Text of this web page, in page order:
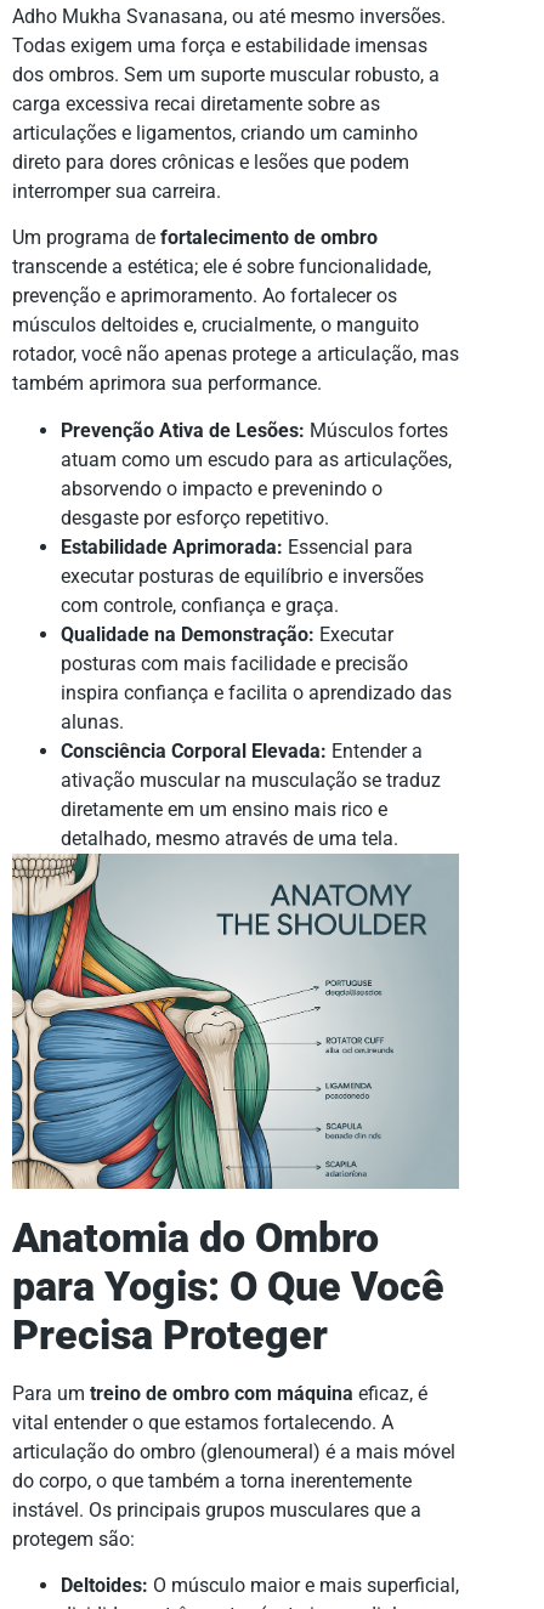
Adho Mukha Svanasana, ou até mesmo inversões.
Todas exigem uma força e estabilidade imensas
dos ombros. Sem um suporte muscular robusto, a
carga excessiva recai diretamente sobre as
articulações e ligamentos, criando um caminho
direto para dores crônicas e lesões que podem
interromper sua carreira.
Um programa de fortalecimento de ombro
transcende a estética; ele é sobre funcionalidade,
prevenção e aprimoramento. Ao fortalecer os
músculos deltoides e, crucialmente, o manguito
rotador, você não apenas protege a articulação, mas
também aprimora sua performance.
Prevenção Ativa de Lesões: Músculos fortes
atuam como um escudo para as articulações,
absorvendo o impacto e prevenindo o
desgaste por esforço repetitivo.
Estabilidade Aprimorada: Essencial para
executar posturas de equilíbrio e inversões
com controle, confiança e graça.
Qualidade na Demonstração: Executar
posturas com mais facilidade e precisão
inspira confiança e facilita o aprendizado das
alunas.
Consciência Corporal Elevada: Entender a
ativação muscular na musculação se traduz
diretamente em um ensino mais rico e
detalhado, mesmo através de uma tela.
Anatomia do Ombro
para Yogis: O Que Você
Precisa Proteger
Para um treino de ombro com máquina eficaz, é
vital entender o que estamos fortalecendo. A
articulação do ombro (glenoumeral) é a mais móvel
do corpo, o que também a torna inerentemente
instável. Os principais grupos musculares que a
protegem são:
Deltoides: O músculo maior e mais superficial,